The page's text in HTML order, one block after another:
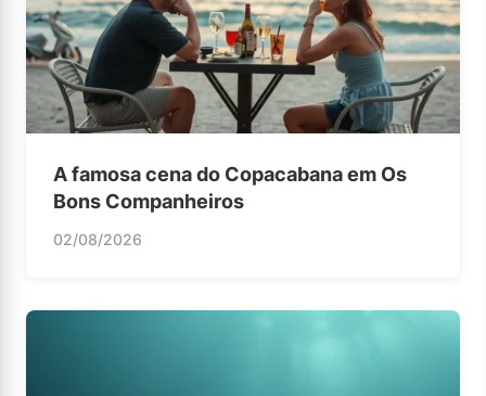
A famosa cena do Copacabana em Os
Bons Companheiros
02/08/2026